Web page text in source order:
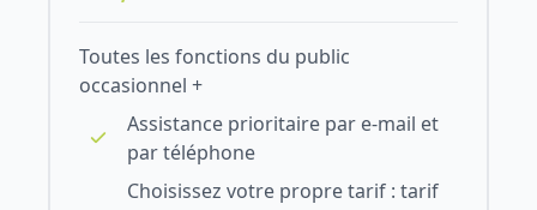
Toutes les fonctions du public
occasionnel +
Assistance prioritaire par e-mail et
par téléphone
Choisissez votre propre tarif : tarif